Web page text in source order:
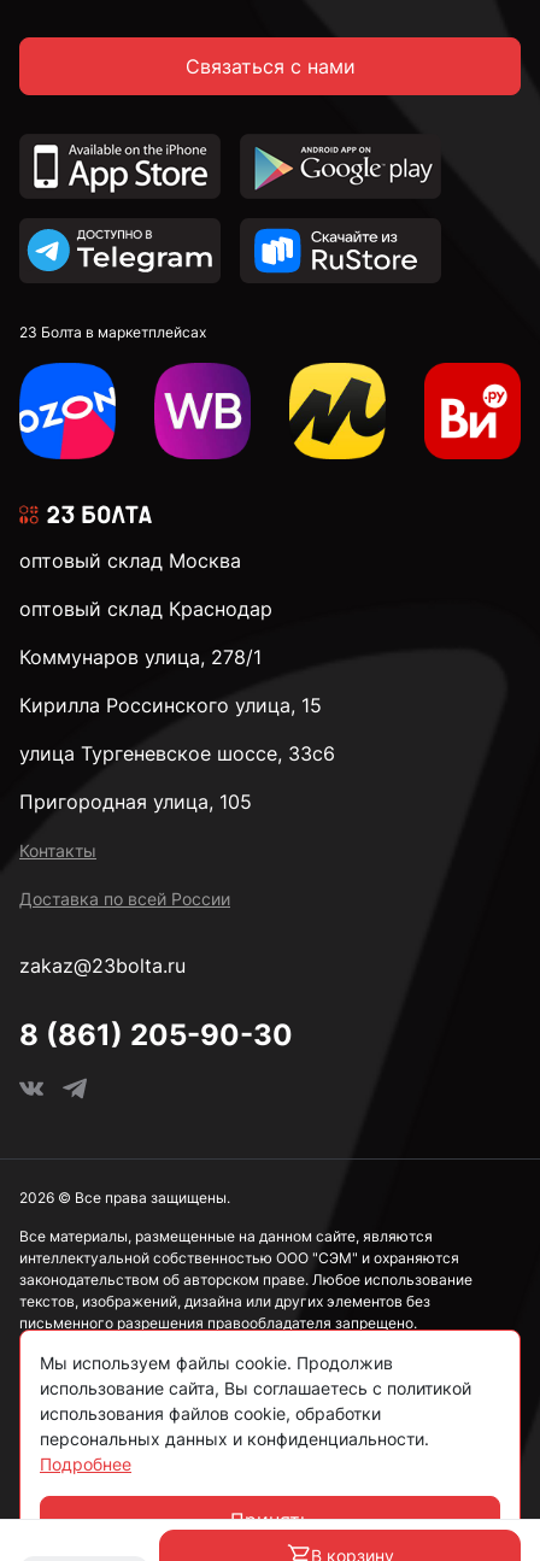
В корзину
Связаться с нами
23 Болта в маркетплейсах
оптовый склад Москва
оптовый склад Краснодар
Коммунаров улица, 278/1
Кирилла Россинского улица, 15
улица Тургеневское шоссе, 33с6
Пригородная улица, 105
Контакты
Доставка по всей России
zakaz@23bolta.ru
8 (861) 205-90-30
Все материалы, размещенные на данном сайте, являются
интеллектуальной собственностью ООО "СЭМ" и охраняются
законодательством об авторском праве. Любое использование
текстов, изображений, дизайна или других элементов без
письменного разрешения правообладателя запрещено.
Информация, представленная на сайте, носит исключительно
ознакомительный характер и не может рассматриваться как
публичная оферта в соответствии со ст. 437 ГК РФ.
Политика конфиденциальности
Согласие на обработку данных
2026 © Все права защищены.
Мы используем файлы cookie. Продолжив
использование сайта, Вы соглашаетесь с политикой
использования файлов cookie, обработки
персональных данных и конфиденциальности.
Подробнее
Принять